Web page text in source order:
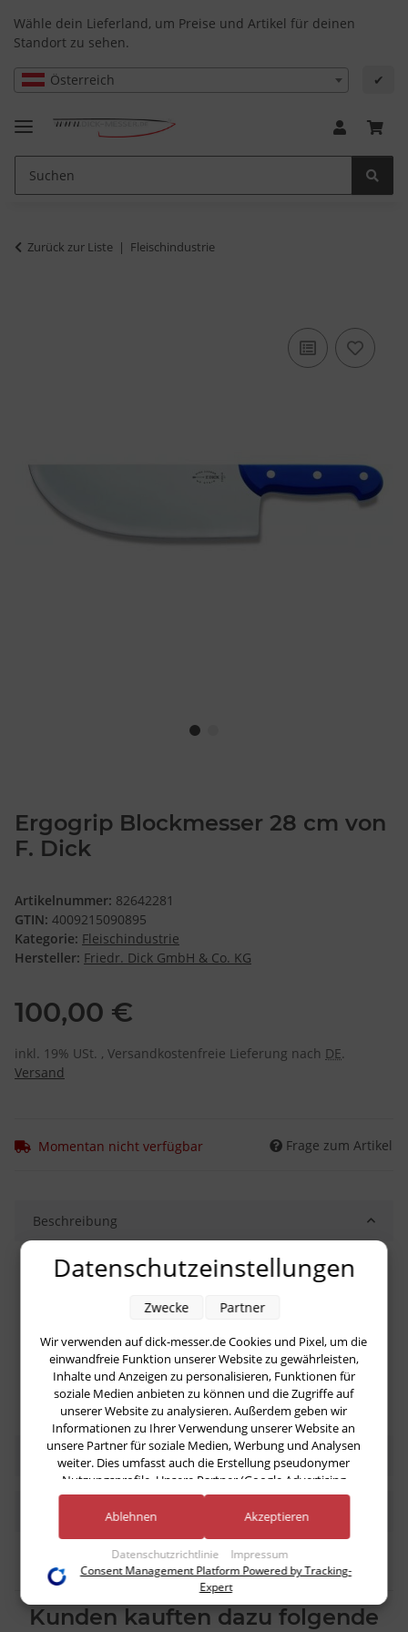
Wähle dein Lieferland, um Preise und Artikel für deinen
Standort zu sehen.
Österreich ✔
Zurück zur Liste Fleischindustrie
Ergogrip Blockmesser 28 cm von
F. Dick
Artikelnummer: 82642281
GTIN: 4009215090895
Kategorie: Fleischindustrie
Hersteller: Friedr. Dick GmbH & Co. KG
100,00 €
inkl. 19% USt. , Versandkostenfreie Lieferung nach DE.
Versand
Momentan nicht verfügbar Frage zum Artikel
Beschreibung
Produkteigenschaft Blockmesser
Klingenlänge: 28 cm
Bewertungen
Benachrichtigen, wenn verfügbar
Kunden kauften dazu folgende
Datenschutzeinstellungen
Wir verwenden auf dick-messer.de Cookies und Pixel, um die
einwandfreie Funktion unserer Website zu gewährleisten,
Inhalte und Anzeigen zu personalisieren, Funktionen für
soziale Medien anbieten zu können und die Zugriffe auf
unserer Website zu analysieren. Außerdem geben wir
Informationen zu Ihrer Verwendung unserer Website an
unsere Partner für soziale Medien, Werbung und Analysen
weiter. Dies umfasst auch die Erstellung pseudonymer
Nutzungsprofile. Unsere Partner (Google Advertising
Products) führen diese Informationen möglicherweise mit
weiteren Daten zusammen, die Sie ihnen bereitgestellt haben
im Rahmen Ihrer Nutzung der Dienste gesammelt haben
(bspw. Nutzungsdaten anderer Geräte). Ihre Einwilligung zur
Nutzung von Cookies und Pixeln können Sie jederzeit
unten klicken und dort die entsprechenden Anpassungen
Datenschutzrichtlinie Impressum
Zwecke Partner
Ablehnen Akzeptieren
Consent Management Platform Powered by Tracking-
Expert